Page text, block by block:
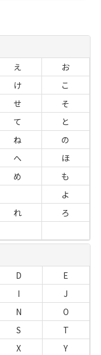
え
お
け
こ
せ
そ
て
と
ね
の
へ
ほ
め
も
よ
れ
ろ
D
E
I
J
N
O
S
T
X
Y